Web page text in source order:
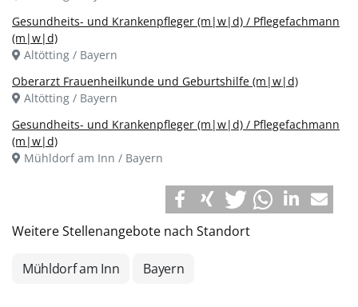
Gesundheits- und Krankenpfleger (m|w|d) / Pflegefachmann
(m|w|d)
Altötting / Bayern
Oberarzt Frauenheilkunde und Geburtshilfe (m|w|d)
Altötting / Bayern
Gesundheits- und Krankenpfleger (m|w|d) / Pflegefachmann
(m|w|d)
Mühldorf am Inn / Bayern
Weitere Stellenangebote nach Standort
Mühldorf am Inn Bayern